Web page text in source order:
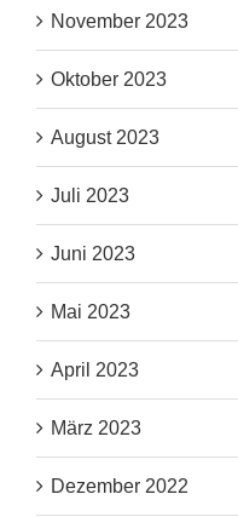
November 2023
Oktober 2023
August 2023
Juli 2023
Juni 2023
Mai 2023
April 2023
März 2023
Dezember 2022